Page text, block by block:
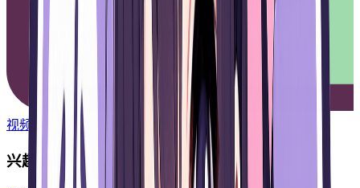
视频
兴趣节点